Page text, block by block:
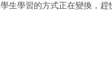
學生學習的方式正在變換，趕